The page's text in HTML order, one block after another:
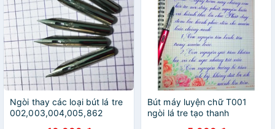
Ngòi thay các loại bút lá tre
002,003,004,005,862
Bút máy luyện chữ T001
ngòi lá tre tạo thanh